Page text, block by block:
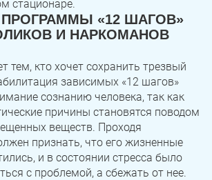
стационаре.
«12 ШАГОВ»
И НАРКОМАНОВ
тем, кто хочет сохранить трезвый
зависимых «12 шагов»
сознанию человека, так как
причины становятся поводом
веществ. Проходя
признать, что его жизненные
и в состоянии стресса было
с проблемой, а сбежать от нее.